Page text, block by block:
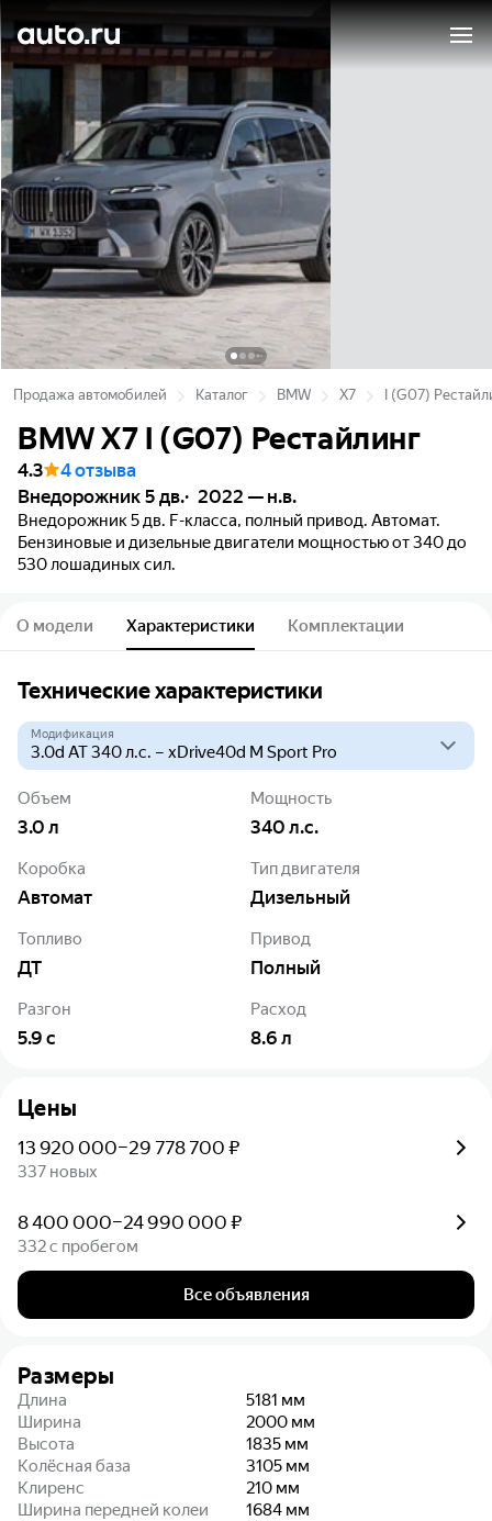
Продажа автомобилей Каталог BMW X7 I (G07)
BMW X7 I (G07) Рестайлинг
4.3
4 отзыва
Внедорожник 5 дв. 2022 — н.в.
Внедорожник 5 дв. F-класса, полный привод. Автомат.
Бензиновые и дизельные двигатели мощностью от 340 до
530 лошадиных сил.
О модели Характеристики Комплектации
Технические характеристики
Модификация
Объем
3.0 л
Мощность
340 л.с.
Коробка
Автомат
Тип двигателя
дизельный
Топливо
ДТ
Привод
Полный
Разгон
5.9 с
Расход
8.6 л
Цены
13 920 000–29 778 700 ₽
337 новых
8 400 000–24 990 000 ₽
332 с пробегом
Все объявления
Размеры
Длина 5181 мм
Ширина
2000 мм
Высота
1835 мм
Колёсная база
3105 мм
Клиренс
210 мм
Ширина передней колеи
1684 мм